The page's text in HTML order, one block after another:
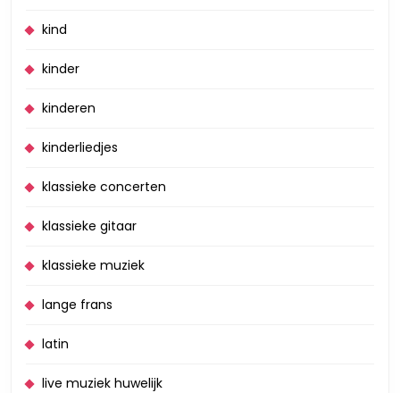
kind
kinder
kinderen
kinderliedjes
klassieke concerten
klassieke gitaar
klassieke muziek
lange frans
latin
live muziek huwelijk